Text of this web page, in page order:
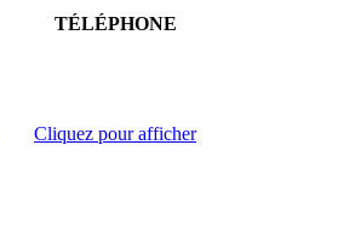
TÉLÉPHONE
Cliquez pour afficher